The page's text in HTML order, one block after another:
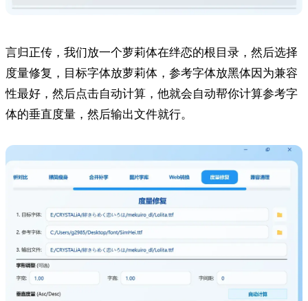
言归正传，我们放一个萝莉体在绊恋的根目录，然后选择
度量修复，目标字体放萝莉体，参考字体放黑体因为兼容
性最好，然后点击自动计算，他就会自动帮你计算参考字
体的垂直度量，然后输出文件就行。